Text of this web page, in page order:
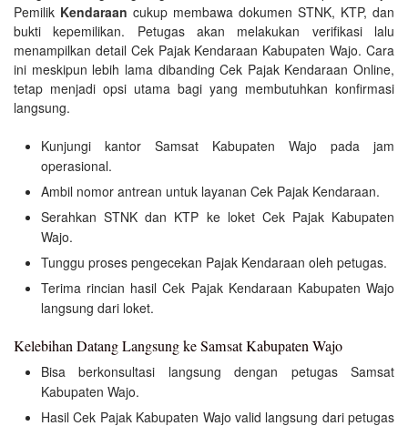
Pemilik Kendaraan cukup membawa dokumen STNK, KTP, dan
bukti kepemilikan. Petugas akan melakukan verifikasi lalu
menampilkan detail Cek Pajak Kendaraan Kabupaten Wajo. Cara
ini meskipun lebih lama dibanding Cek Pajak Kendaraan Online,
tetap menjadi opsi utama bagi yang membutuhkan konfirmasi
langsung.
Kunjungi kantor Samsat Kabupaten Wajo pada jam
operasional.
Ambil nomor antrean untuk layanan Cek Pajak Kendaraan.
Serahkan STNK dan KTP ke loket Cek Pajak Kabupaten
Wajo.
Tunggu proses pengecekan Pajak Kendaraan oleh petugas.
Terima rincian hasil Cek Pajak Kendaraan Kabupaten Wajo
langsung dari loket.
Kelebihan Datang Langsung ke Samsat Kabupaten Wajo
Bisa berkonsultasi langsung dengan petugas Samsat
Kabupaten Wajo.
Hasil Cek Pajak Kabupaten Wajo valid langsung dari petugas